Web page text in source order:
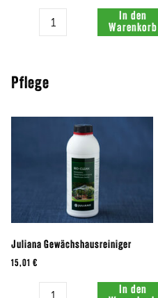
Menge:
In den
Warenkorb
Pflege
Juliana Gewächshausreiniger
15,01 €
Menge:
In den